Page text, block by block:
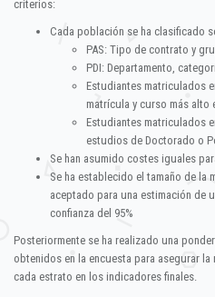
criterios:
Cada población se ha clasificado
PAS: Tipo de contrato y
PDI: Departamento,
Estudiantes matriculados
matrícula y curso más alto
Estudiantes matriculados
estudios de Doctorado o
Se han asumido costes iguales
Se ha establecido el tamaño de la
aceptado para una estimación de
confianza del 95%
Posteriormente se ha realizado una
obtenidos en la encuesta para asegurar
cada estrato en los indicadores finales.